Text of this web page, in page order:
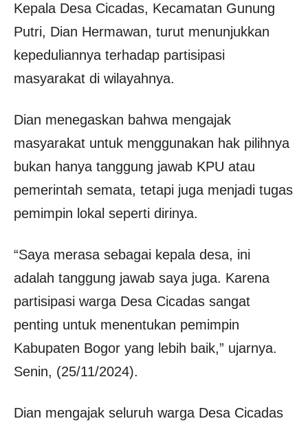
Kepala Desa Cicadas, Kecamatan Gunung
Putri, Dian Hermawan, turut menunjukkan
kepeduliannya terhadap partisipasi
masyarakat di wilayahnya.
Dian menegaskan bahwa mengajak
masyarakat untuk menggunakan hak pilihnya
bukan hanya tanggung jawab KPU atau
pemerintah semata, tetapi juga menjadi tugas
pemimpin lokal seperti dirinya.
“Saya merasa sebagai kepala desa, ini
adalah tanggung jawab saya juga. Karena
partisipasi warga Desa Cicadas sangat
penting untuk menentukan pemimpin
Kabupaten Bogor yang lebih baik,” ujarnya.
Senin, (25/11/2024).
Dian mengajak seluruh warga Desa Cicadas